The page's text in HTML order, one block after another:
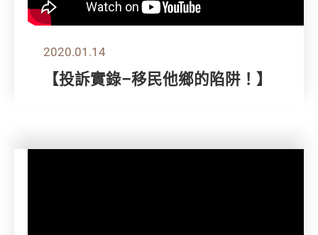
2020.01.14
【投訴實錄–移民他鄉的陷阱！】